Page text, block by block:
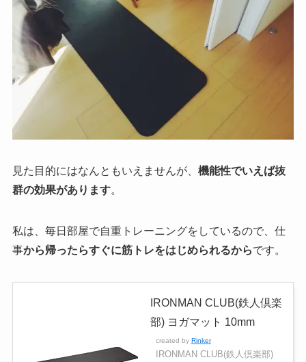
見た目的にはなんともいえませんが、 機能性でいえば抜
群の効果があります。
私は、毎日部屋で自重トレーニングをしているので、仕
事から帰ったらすぐに筋トレをはじめられるからです。
IRONMAN CLUB(鉄人倶楽
部) ヨガマット 10mm
created by Rinker
IRONMAN CLUB(鉄人倶楽部)